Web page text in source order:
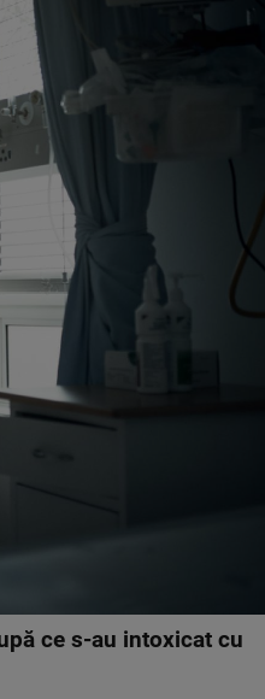
ce s-au intoxicat cu